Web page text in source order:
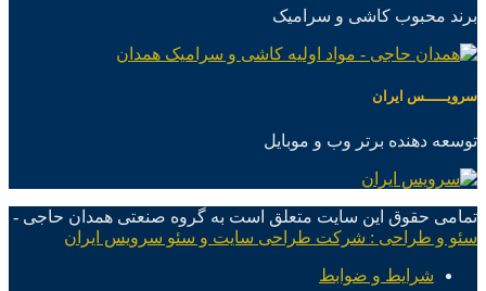
برند محبوب کاشی و سرامیک
سرویـــــس ایران
توسعه دهنده برتر وب و موبایل
تمامی حقوق این سایت متعلق است به گروه صنعتی همدان حاجی -
سئو و طراحی : شرکت طراحی سایت و سئو سرویس ایران
شرایط و ضوابط